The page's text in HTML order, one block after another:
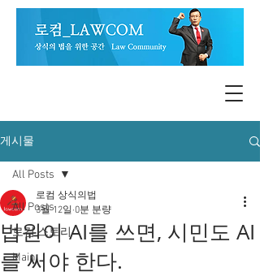
게시물
All Posts
로컴 스토리
Main
All Posts
법원이 AI를 쓰면, 시민도 AI
를 써야 한다.
로컴 상식의법
3월 12일 0분 분량